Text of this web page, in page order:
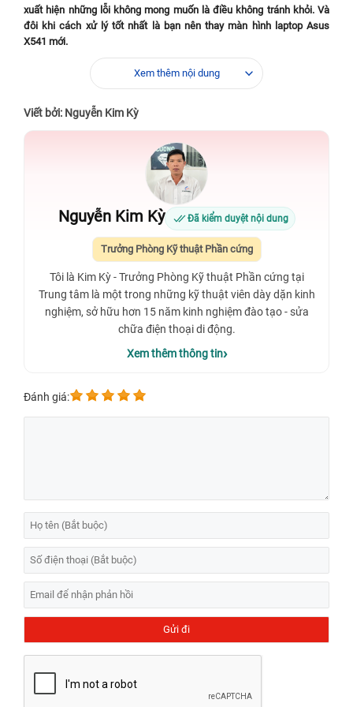
xuất hiện những lỗi không mong muốn là điều không tránh khỏi. Và
đôi khi cách xử lý tốt nhất là bạn nên thay màn hình laptop Asus
X541 mới.
Vài điểm nổi bật của laptop Asus X541
tính phù hợp cho học sinh – sinh viên và nhân viên văn phòng. Asus
X541 được trang bị cấu hình vừa đủ phục vụ cho nhu cầu học tập,
làm việc và giải trí hàng ngày. Ngoài ra, sản phẩm này còn được cài
sẵn hệ điều hành Windows 10 bản quyền giúp bạn sử dụng ổn định
Với thiết kế đơn giản cùng chất liệu nhựa máy có trọng lượng 2kg. Vì
đây là dòng sản phẩm thuộc phân khúc tầm trung nên thiết kế không
quá nổi bật như các dòng cao cấp.
Asus X541 có kích thước màn hình 15.6 inch, cùng độ phân giải HD
1366 x 768. Ngoài ra, được kết hợp với công nghệ Asus Splendid
Video và đèn LED Backlit thân thiện với môi trường sử dụng.
Xem thêm nội dung
Viết bởi: Nguyễn Kim Kỳ
Nguyễn Kim Kỳ Đã kiểm duyệt nội dung
Trưởng Phòng Kỹ thuật Phần cứng
Tôi là Kim Kỳ - Trưởng Phòng Kỹ thuật Phần cứng tại
Trung tâm là một trong những kỹ thuật viên dày dặn kinh
nghiệm, sở hữu hơn 15 năm kinh nghiệm đào tạo - sửa
chữa điện thoại di động.
Xem thêm thông tin
Đánh giá: